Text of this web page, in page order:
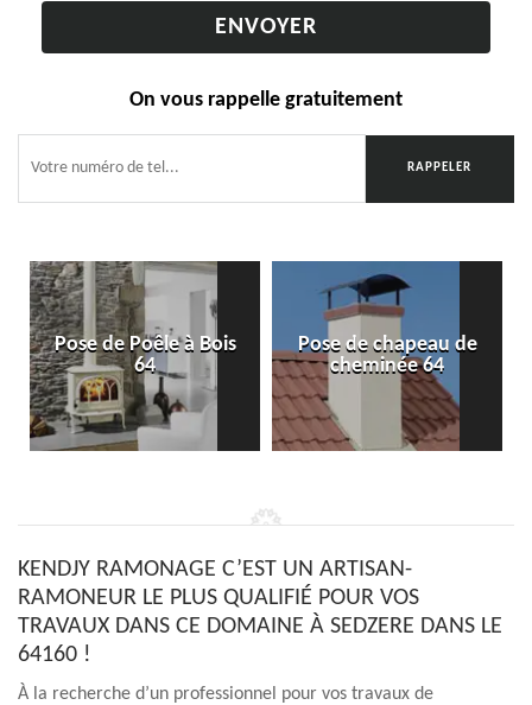
On vous rappelle gratuitement
Pose de Poêle à Bois
64
Pose de chapeau de
cheminée 64
KENDJY RAMONAGE C’EST UN ARTISAN-
RAMONEUR LE PLUS QUALIFIÉ POUR VOS
TRAVAUX DANS CE DOMAINE À SEDZERE DANS LE
64160 !
À la recherche d’un professionnel pour vos travaux de